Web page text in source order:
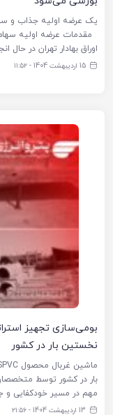
یک عرضه اولیه جذاب و
اوراق بهادار تهران در
15 اردیبهشت 1404 - ۱۱:۵۲
بومی‌سازی تجهیز
نخستین بار در کشور
بار در کشور توسط
مهم در مسیر خودکفایی و
13 اردیبهشت 1404 - ۲۱:۵۶